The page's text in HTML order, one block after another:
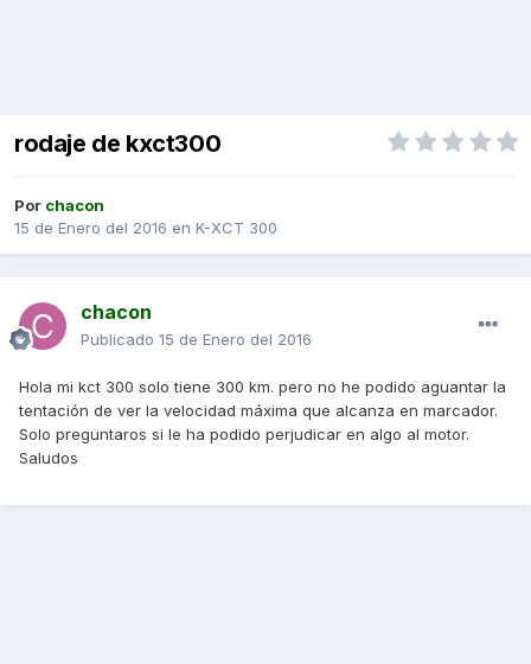
rodaje de kxct300
Por chacon
15 de Enero del 2016 en K-XCT 300
chacon
Publicado 15 de Enero del 2016
Hola mi kct 300 solo tiene 300 km. pero no he podido aguantar la
tentación de ver la velocidad máxima que alcanza en marcador.
Solo preguntaros si le ha podido perjudicar en algo al motor.
Saludos